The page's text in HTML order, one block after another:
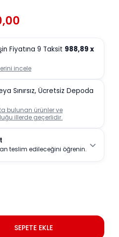
Fiyatına 9 Taksit 988,89 x
incele
Sınırsız, Ücretsiz Depoda
bulunan ürünler ve
illerde geçerlidir.
teslim edileceğini öğrenin.
SEPETE EKLE